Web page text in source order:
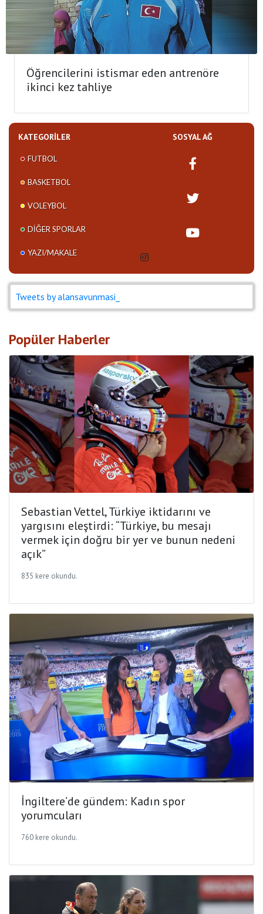
Öğrencilerini istismar eden antrenöre
ikinci kez tahliye
KATEGORILER
FUTBOL
BASKETBOL
VOLEYBOL
DIĞER SPORLAR
YAZI/MAKALE
SOSYAL AĞ
Tweets by alansavunmasi_
Popüler Haberler
Sebastian Vettel, Türkiye iktidarını ve
yargısını eleştirdi: “Türkiye, bu mesajı
vermek için doğru bir yer ve bunun nedeni
açık”
835 kere okundu.
İngiltere’de gündem: Kadın spor
yorumcuları
760 kere okundu.